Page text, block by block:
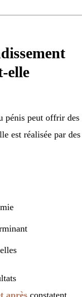
elle
pénis peut offrir des
est réalisée par des
après constatent